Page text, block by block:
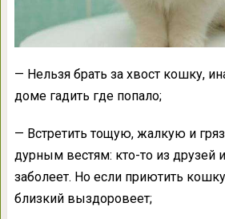
— Нельзя брать за хвост кошку,
доме гадить где попало;
— Встретить тощую, жалкую и
дурным вестям: кто-то из друзей
заболеет. Но если приютить
близкий выздоровеет;